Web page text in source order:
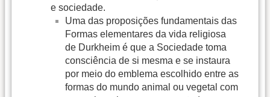
e sociedade.
Uma das proposições fundamentais das
Formas elementares da vida religiosa
de Durkheim é que a Sociedade toma
consciência de si mesma e se instaura
por meio do emblema escolhido entre as
formas do mundo animal ou vegetal com